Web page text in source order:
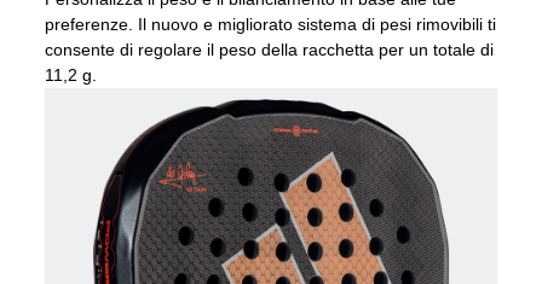
preferenze. Il nuovo e migliorato sistema di pesi rimovibili ti
consente di regolare il peso della racchetta per un totale di
11,2 g.